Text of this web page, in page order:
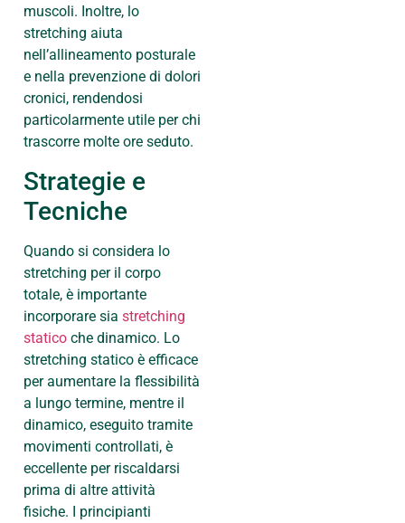
muscoli. Inoltre, lo
stretching aiuta
nell’allineamento posturale
e nella prevenzione di dolori
cronici, rendendosi
particolarmente utile per chi
trascorre molte ore seduto.
Strategie e
Tecniche
Quando si considera lo
stretching per il corpo
totale, è importante
incorporare sia stretching
statico che dinamico. Lo
stretching statico è efficace
per aumentare la flessibilità
a lungo termine, mentre il
dinamico, eseguito tramite
movimenti controllati, è
eccellente per riscaldarsi
prima di altre attività
fisiche. I principianti